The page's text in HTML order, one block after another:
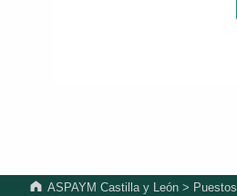
ASPAYM Castilla y León > Puestos